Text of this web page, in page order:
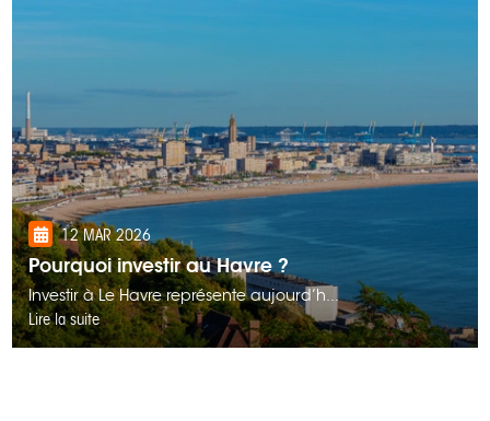
12 MAR 2026
Pourquoi investir au Havre ?
Investir à Le Havre représente aujourd’h...
Lire la suite